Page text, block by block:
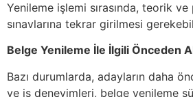
Yenileme işlemi sırasında, teorik
sınavlarına tekrar girilmesi
Belge Yenileme İle İlgili Önceden
Bazı durumlarda, adayların daha
ve iş deneyimleri, belge yenileme